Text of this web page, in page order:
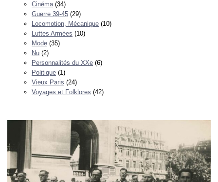
Cinéma (34)
Guerre 39-45 (29)
Locomotion, Mécanique (10)
Luttes Armées (10)
Mode (35)
Nu (2)
Personnalités du XXe (6)
Politique (1)
Vieux Paris (24)
Voyages et Folklores (42)